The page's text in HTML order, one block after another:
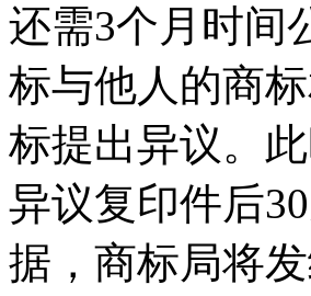
还需3个月时间
标与他人的商
标提出异议。
异议复印件后
据，商标局将